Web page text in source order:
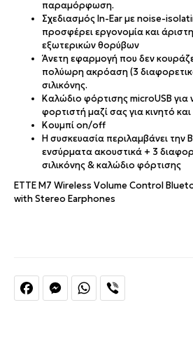
FacebookMessengerWhatsApp
παραμόρφωση.
Σχεδιασμός In-Ear με noise-
προσφέρει εργονομία και
εξωτερικών θορύβων
Άνετη εφαρμογή που δεν
πολύωρη ακρόαση (3
σιλικόνης.
Καλώδιο φόρτισης microUSB για
φορτιστή μαζί σας για κινητό
Κουμπί on/off
Η συσκευασία περιλαμβάνει την
ενσύρματα ακουστικά + 3
σιλικόνης & καλώδιο φόρτισης
ETTE M7 Wireless Volume Control
with Stereo Earphones